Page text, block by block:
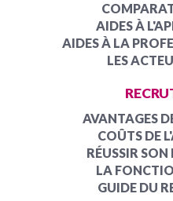
AIDES À
AIDES À LA
LES
AVANTAGES
COÛTS DE
RÉUSSIR
LA
GUIDE DU